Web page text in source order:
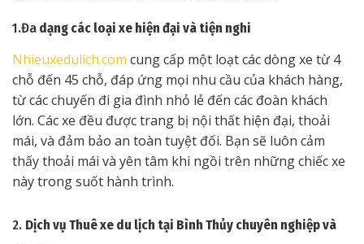
1.Đa dạng các loại xe hiện đại và tiện nghi
Nhieuxedulich.com cung cấp một loạt các dòng xe từ 4
chỗ đến 45 chỗ, đáp ứng mọi nhu cầu của khách hàng,
từ các chuyến đi gia đình nhỏ lẻ đến các đoàn khách
lớn. Các xe đều được trang bị nội thất hiện đại, thoải
mái, và đảm bảo an toàn tuyệt đối. Bạn sẽ luôn cảm
thấy thoải mái và yên tâm khi ngồi trên những chiếc xe
này trong suốt hành trình.
2. Dịch vụ Thuê xe du lịch tại Bình Thủy chuyên nghiệp và